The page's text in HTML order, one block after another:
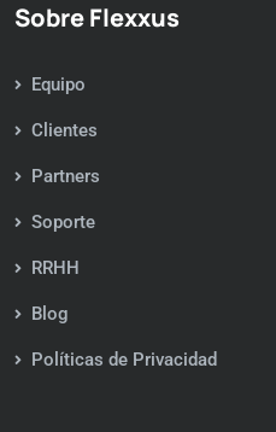
Sobre Flexxus
Equipo
Clientes
Partners
Soporte
RRHH
Blog
Políticas de Privacidad